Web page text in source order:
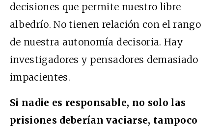
decisiones que permite nuestro libre
albedrío. No tienen relación con el rango
de nuestra autonomía decisoria. Hay
investigadores y pensadores demasiado
impacientes.
Si nadie es responsable, no solo las
prisiones deberían vaciarse, tampoco